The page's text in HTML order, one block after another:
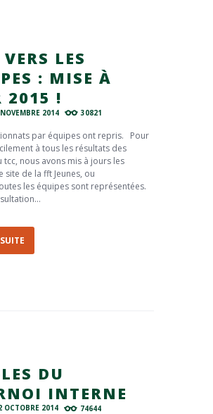
LES
: MISE À
2015 !
2014 30821
par équipes ont repris. Pour
à tous les résultats des
tcc, nous avons mis à jours les
site de la fft Jeunes, ou
les équipes sont représentées.
DU
INTERNE
OCTOBRE 2014 74644